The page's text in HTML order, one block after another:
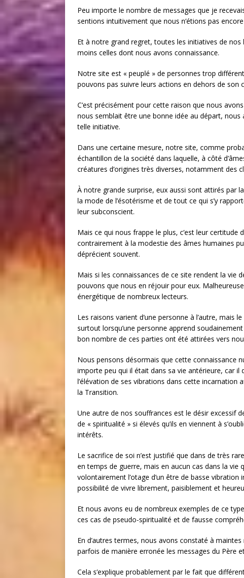
Peu importe le nombre de messages que je
sentions intuitivement que nous n’étions pas
Et à notre grand regret, toutes les initiatives de
moins celles dont nous avons connaissance.
Notre site est « peuplé » de personnes trop
pouvons pas suivre leurs actions en dehors de son
C’est précisément pour cette raison que nous
nous semblait être une bonne idée au départ, nous
telle initiative.
Dans une certaine mesure, notre site, comme
échantillon de la société dans laquelle, à côté
créatures d’origines très diverses, notamment des
À notre grande surprise, eux aussi sont attirés par
la mode de l’ésotérisme et de tout ce qui s’y
leur subconscient.
Mais ce qui nous frappe le plus, c’est leur certitude
contrairement à la modestie des âmes humaines
déprécient souvent.
Mais si les connaissances de ce site rendent la vie
pouvons que nous en réjouir pour eux.
énergétique de nombreux lecteurs.
Les raisons varient d’une personne à l’autre, mais
surtout lorsqu’une personne apprend
bon nombre de ces parties ont été attirées vers
Nous pensons désormais que cette connaissance
importe peu qui il était dans sa vie antérieure, car
l’élévation de ses vibrations dans cette incarnation
la Transition.
Une autre de nos souffrances est le désir excessif
de « spiritualité » si élevés qu’ils en viennent à
intérêts.
Le sacrifice de soi n’est justifié que dans de très
en temps de guerre, mais en aucun cas dans la vie
volontairement l’otage d’un être de basse
possibilité de vivre librement, paisiblement et
Et nous avons eu de nombreux exemples de ce
ces cas de pseudo-spiritualité et de fausse
En d’autres termes, nous avons constaté à
parfois de manière erronée les messages du Père
Cela s’explique probablement par le fait que